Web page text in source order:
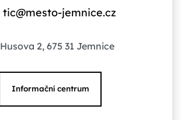
tic@mesto-jemnice.cz
Husova 2, 675 31 Jemnice
Informační centrum